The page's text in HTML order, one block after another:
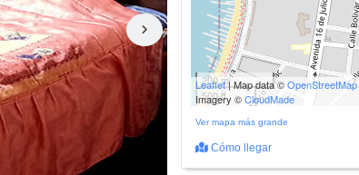
200 m
500 ft
Leaflet| Map data ©OpenStreetMap
Imagery ©CloudMade
Ver mapa más grande
Cómo llegar